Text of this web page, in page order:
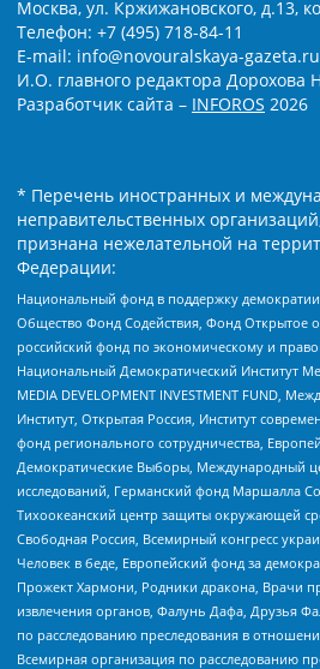
Москва, ул. Кржижановского, д.13,
Телефон: +7 (495) 718-84-11
E-mail: info@novouralskaya-gazeta.ru
И.О. главного редактора Дорохова
Разработчик сайта – INFOROS 2026
* Перечень иностранных и
неправительственных
признана нежелательной на
Федерации:
Национальный фонд в поддержку
Общество Фонд Содействия, Фонд Открытое
российский фонд по экономическому и
Национальный Демократический Институт
MEDIA DEVELOPMENT INVESTMENT FUND,
Институт, Открытая Россия, Институт
фонд регионального сотрудничества,
Демократические Выборы, Международный
исследований, Германский фонд Маршалла
Тихоокеанский центр защиты окружающей
Свободная Россия, Всемирный конгресс
Человек в беде, Европейский фонд за
Прожект Хармони, Родники дракона, Врачи
извлечения органов, Фалунь Дафа, Друзья
по расследованию преследования в
Всемирная организация по расследованию